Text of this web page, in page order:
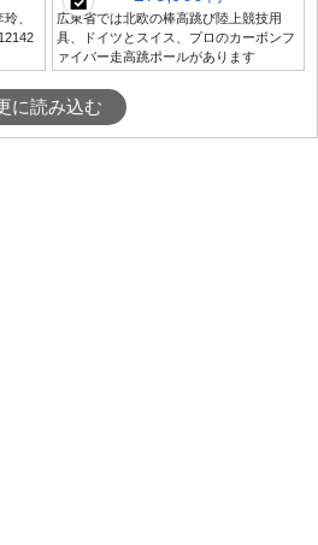
、
広東省では北欧の棒高跳び陸上競技用
具、ドイツとスイス、プロのカーボンフ
ァイバー走高跳ポールがあります
に読み込む